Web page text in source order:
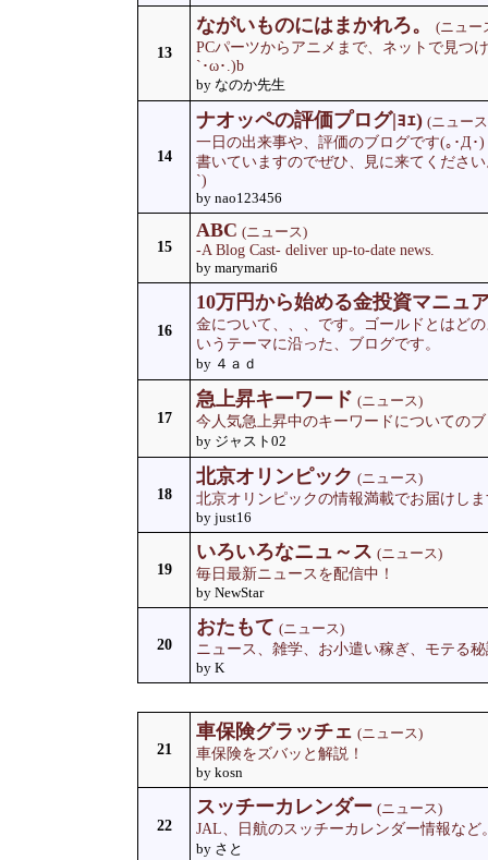
13
ながいものにはまかれろ。
(ニュー
PCパーツからアニメまで、ネットで見
`･ω･.)b
by なのか先生
14
ナオッペの評価プログ|ｮｪ) (ニュー
一日の出来事や、評価のブログです(｡･Д･
書いていますのでぜひ、見に来てくださ
`)
by nao123456
15
ABC (ニュース)
-A Blog Cast- deliver up-to-date news.
by marymari6
16
10万円から始める金投資マニュ
金について、、、です。ゴールドとはど
いうテーマに沿った、ブログです。
by ４ａｄ
17
急上昇キーワード (ニュース)
今人気急上昇中のキーワードについての
by ジャスト02
18
北京オリンピック (ニュース)
北京オリンピックの情報満載でお届けし
by just16
19
いろいろなニュ～ス (ニュース)
毎日最新ニュースを配信中！
by NewStar
20
おたもて (ニュース)
ニュース、雑学、お小遣い稼ぎ、モテる
by K
21
車保険グラッチェ (ニュース)
車保険をズバッと解説！
by kosn
22
スッチーカレンダー (ニュース)
JAL、日航のスッチーカレンダー情報など
by さと